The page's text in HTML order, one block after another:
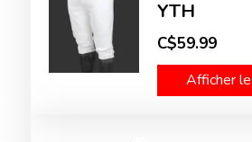
YTH
C$59.99
Afficher